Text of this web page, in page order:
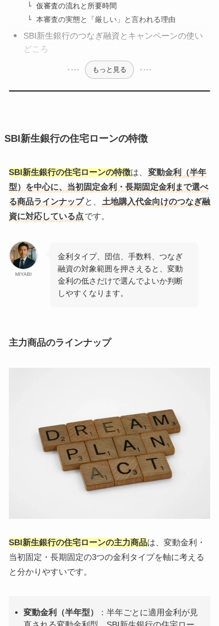
仮審査の流れと所要時間
本審査の実態と「厳しい」と言われる理由
SBI新生銀行のつなぎ融資とキャンペーンの使い
どころ
もっと見る
SBI新生銀行の住宅ローンの特徴
SBI新生銀行の住宅ローンの特徴は、
変動金利（半年
型）を中心に、当初固定金利・長期固定金利まで選べ
る商品ラインナップ と、
土地購入代金向けのつなぎ融
資に対応している点 です。
MIYABI
金利タイプ、団信、手数料、つなぎ
融資の対象範囲を押さえると、変動
金利の低さだけで選んでよいか判断
しやすくなります。
主力商品のラインナップ
SBI新生銀行の住宅ローンの主力商品は、変動金利・
当初固定・長期固定の3つの金利タイプを軸に考える
と分かりやすいです。
変動金利（半年型）
：半年ごとに適用金利が見